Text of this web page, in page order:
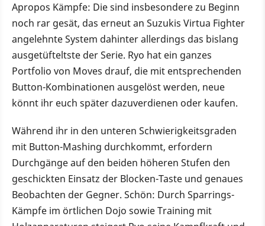
Apropos Kämpfe: Die sind insbesondere zu Beginn
noch rar gesät, das erneut an Suzukis Virtua Fighter
angelehnte System dahinter allerdings das bislang
ausgetüfteltste der Serie. Ryo hat ein ganzes
Portfolio von Moves drauf, die mit entsprechenden
Button-Kombinationen ausgelöst werden, neue
könnt ihr euch später dazuverdienen oder kaufen.
Während ihr in den unteren Schwierigkeitsgraden
mit Button-Mashing durchkommt, erfordern
Durchgänge auf den beiden höheren Stufen den
geschickten Einsatz der Blocken-Taste und genaues
Beobachten der Gegner. Schön: Durch Sparrings-
Kämpfe im örtlichen Dojo sowie Training mit